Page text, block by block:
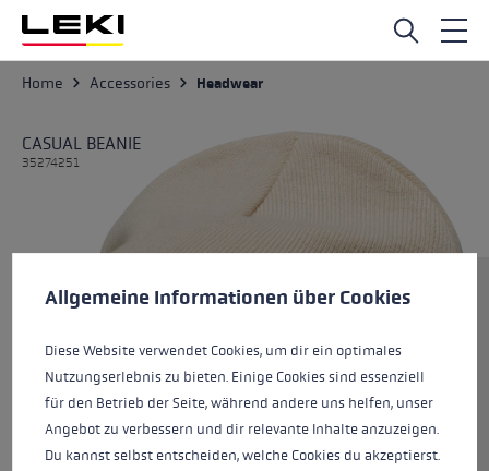
Skip to main content
Home Accessories Headwear
CASUAL BEANIE
35274251
Size
Colours beige
Cookie preferences
This website uses cookies to give you the best possible experience.
Allgemeine Informationen über Cookies
Diese Website verwendet Cookies, um dir ein optimales
Nutzungserlebnis zu bieten. Einige Cookies sind essenziell
für den Betrieb der Seite, während andere uns helfen, unser
Angebot zu verbessern und dir relevante Inhalte anzuzeigen.
Du kannst selbst entscheiden, welche Cookies du akzeptierst.